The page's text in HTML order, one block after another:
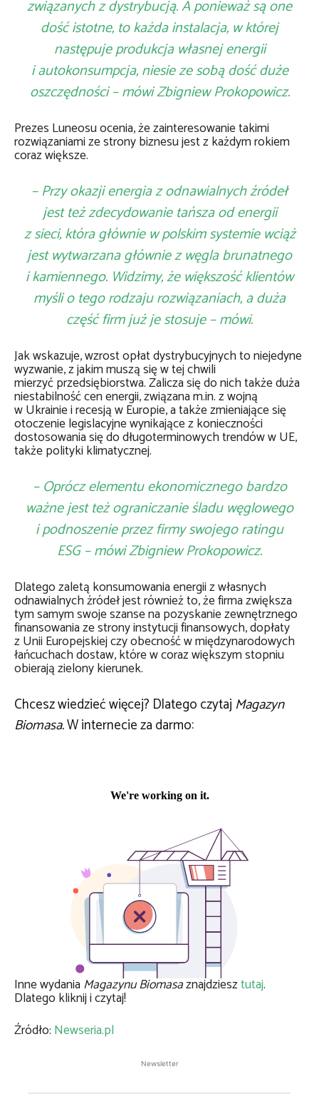
związanych z dystrybucją. A ponieważ są one
dość istotne, to każda instalacja, w której
następuje produkcja własnej energii
i autokonsumpcja, niesie ze sobą dość duże
oszczędności – mówi Zbigniew Prokopowicz.
Prezes Luneosu ocenia, że zainteresowanie takimi
rozwiązaniami ze strony biznesu jest z każdym rokiem
coraz większe.
– Przy okazji energia z odnawialnych źródeł
jest też zdecydowanie tańsza od energii
z sieci, która głównie w polskim systemie wciąż
jest wytwarzana głównie z węgla brunatnego
i kamiennego. Widzimy, że większość klientów
myśli o tego rodzaju rozwiązaniach, a duża
część firm już je stosuje – mówi.
Jak wskazuje, wzrost opłat dystrybucyjnych to niejedyne
wyzwanie, z jakim muszą się w tej chwili
mierzyć przedsiębiorstwa. Zalicza się do nich także duża
niestabilność cen energii, związana m.in. z wojną
w Ukrainie i recesją w Europie, a także zmieniające się
otoczenie legislacyjne wynikające z konieczności
dostosowania się do długoterminowych trendów w UE,
także polityki klimatycznej.
– Oprócz elementu ekonomicznego bardzo
ważne jest też ograniczanie śladu węglowego
i podnoszenie przez firmy swojego ratingu
ESG – mówi Zbigniew Prokopowicz.
Dlatego zaletą konsumowania energii z własnych
odnawialnych źródeł jest również to, że firma zwiększa
tym samym swoje szanse na pozyskanie zewnętrznego
finansowania ze strony instytucji finansowych, dopłaty
z Unii Europejskiej czy obecność w międzynarodowych
łańcuchach dostaw, które w coraz większym stopniu
obierają zielony kierunek.
Chcesz wiedzieć więcej? Dlatego czytajMagazyn
Biomasa.W internecie za darmo:
Inne wydaniaMagazynu Biomasaznajdziesztutaj.
Dlatego kliknij i czytaj!
Źródło: Newseria.pl
Newsletter